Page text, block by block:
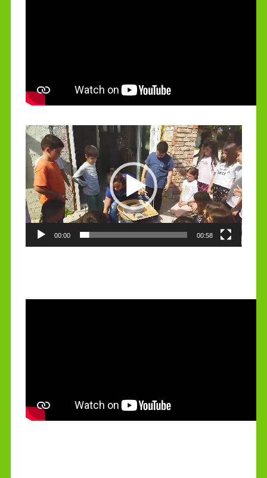
Video
Player
00:00 00:58